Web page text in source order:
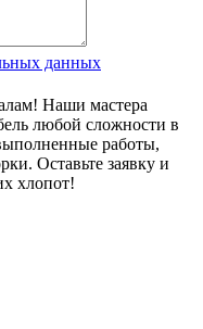
данных
Наши мастера
любой сложности в
работы,
Оставьте заявку и
хлопот!